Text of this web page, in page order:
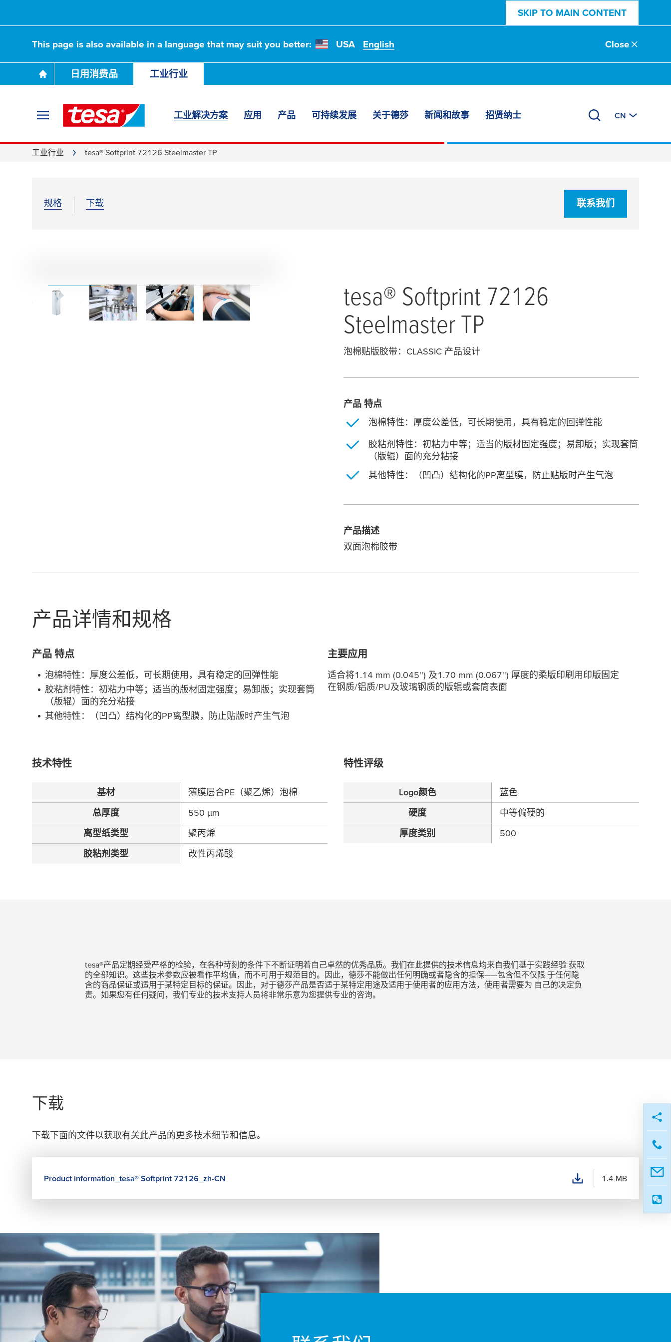
SKIP TO MAIN CONTENT
This page is also available in a language that may suit you better: USA English Close
日用消费品 工业行业
工业解决方案 应用 产品 可持续发展 关于德莎 新闻和故事 招贤纳士 CN
工业行业 tesa® Softprint 72126 Steelmaster TP
规格 下载 联系我们
tesa® Softprint 72126
Steelmaster TP
泡棉贴版胶带：CLASSIC 产品设计
产品 特点
泡棉特性：厚度公差低，可⻓期使⽤，具有稳定的回弹性能
㬵粘剂特性：初粘⼒中等；适当的版材固定强度；易卸版；实现套筒
（版辊）⾯的充分粘接
其他特性：（凹凸）结构化的PP离型膜，防⽌贴版时产⽣⽓泡
产品描述
双面泡棉胶带
产品详情和规格
产品 特点
泡棉特性：厚度公差低，可⻓期使⽤，具有稳定的回弹性能
㬵粘剂特性：初粘⼒中等；适当的版材固定强度；易卸版；实现套筒
（版辊）⾯的充分粘接
其他特性：（凹凸）结构化的PP离型膜，防⽌贴版时产⽣⽓泡
主要应用
适合将1.14 mm (0.045'') 及1.70 mm (0.067'') 厚度的柔版印刷用印版固定
在钢质/铝质/PU及玻璃钢质的版辊或套筒表面
技术特性
基材
薄膜层合PE（聚乙烯）泡棉
总厚度
550 µm
离型纸类型
聚丙烯
胶粘剂类型
改性丙烯酸
特性评级
Logo颜色
蓝色
硬度
中等偏硬的
厚度类别
500
tesa®产品定期经受严格的检验，在各种苛刻的条件下不断证明着自己卓然的优秀品质。我们在此提供的技术信息均来自我们基于实践经验 获取
的全部知识。这些技术参数应被看作平均值，而不可用于规范目的。因此，德莎不能做出任何明确或者隐含的担保——包含但不仅限 于任何隐
含的商品保证或适用于某特定目标的保证。因此，对于德莎产品是否适于某特定用途及适用于使用者的应用方法，使用者需要为 自己的决定负
责。如果您有任何疑问，我们专业的技术支持人员将非常乐意为您提供专业的咨询。
下载
下载下面的文件以获取有关此产品的更多技术细节和信息。
Product information_ tesa® Softprint 72126_zh-CN 1.4 MB